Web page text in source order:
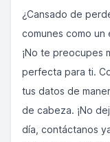
¿Cansado de
comunes como un
¡No te preocupes
perfecta para ti.
tus datos de
de cabeza. ¡No
día, contáctanos